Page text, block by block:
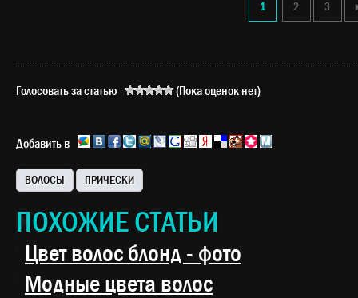
1 2 3
Голосовать за статью (Пока оценок нет)
Добавить в
ВОЛОСЫ ПРИЧЕСКИ
ПОХОЖИЕ СТАТЬИ
Цвет волос блонд - фото
Модные цвета волос